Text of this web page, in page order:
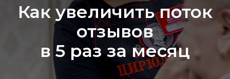
Как увеличить поток
отзывов
в 5 раз за месяц